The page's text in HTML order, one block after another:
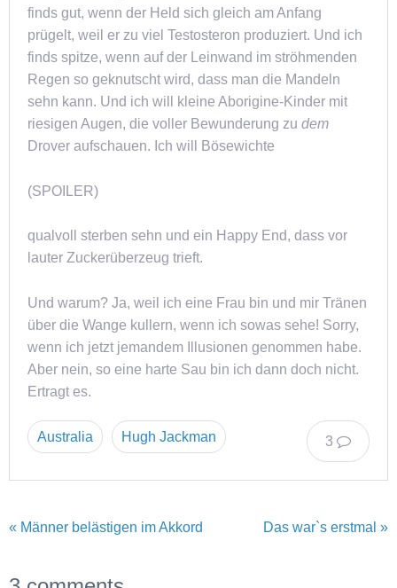
finds gut, wenn der Held sich gleich am Anfang
prügelt, weil er zu viel Testosteron produziert. Und ich
finds spitze, wenn auf der Leinwand im ströhmenden
Regen so geknutscht wird, dass man die Mandeln
sehn kann. Und ich will kleine Aborigine-Kinder mit
riesigen Augen, die voller Bewunderung zu dem
Drover aufschauen. Ich will Bösewichte
(SPOILER)
qualvoll sterben sehn und ein Happy End, dass vor
lauter Zuckerüberzeug trieft.
Und warum? Ja, weil ich eine Frau bin und mir Tränen
über die Wange kullern, wenn ich sowas sehe! Sorry,
wenn ich jetzt jemandem Illusionen genommen habe.
Aber nein, so eine harte Sau bin ich dann doch nicht.
Ertragt es.
3
Australia Hugh Jackman
« Männer belästigen im Akkord Das war`s erstmal »